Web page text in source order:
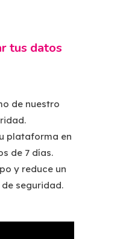
tus datos
de nuestro
plataforma en
de 7 días.
y reduce un
seguridad.